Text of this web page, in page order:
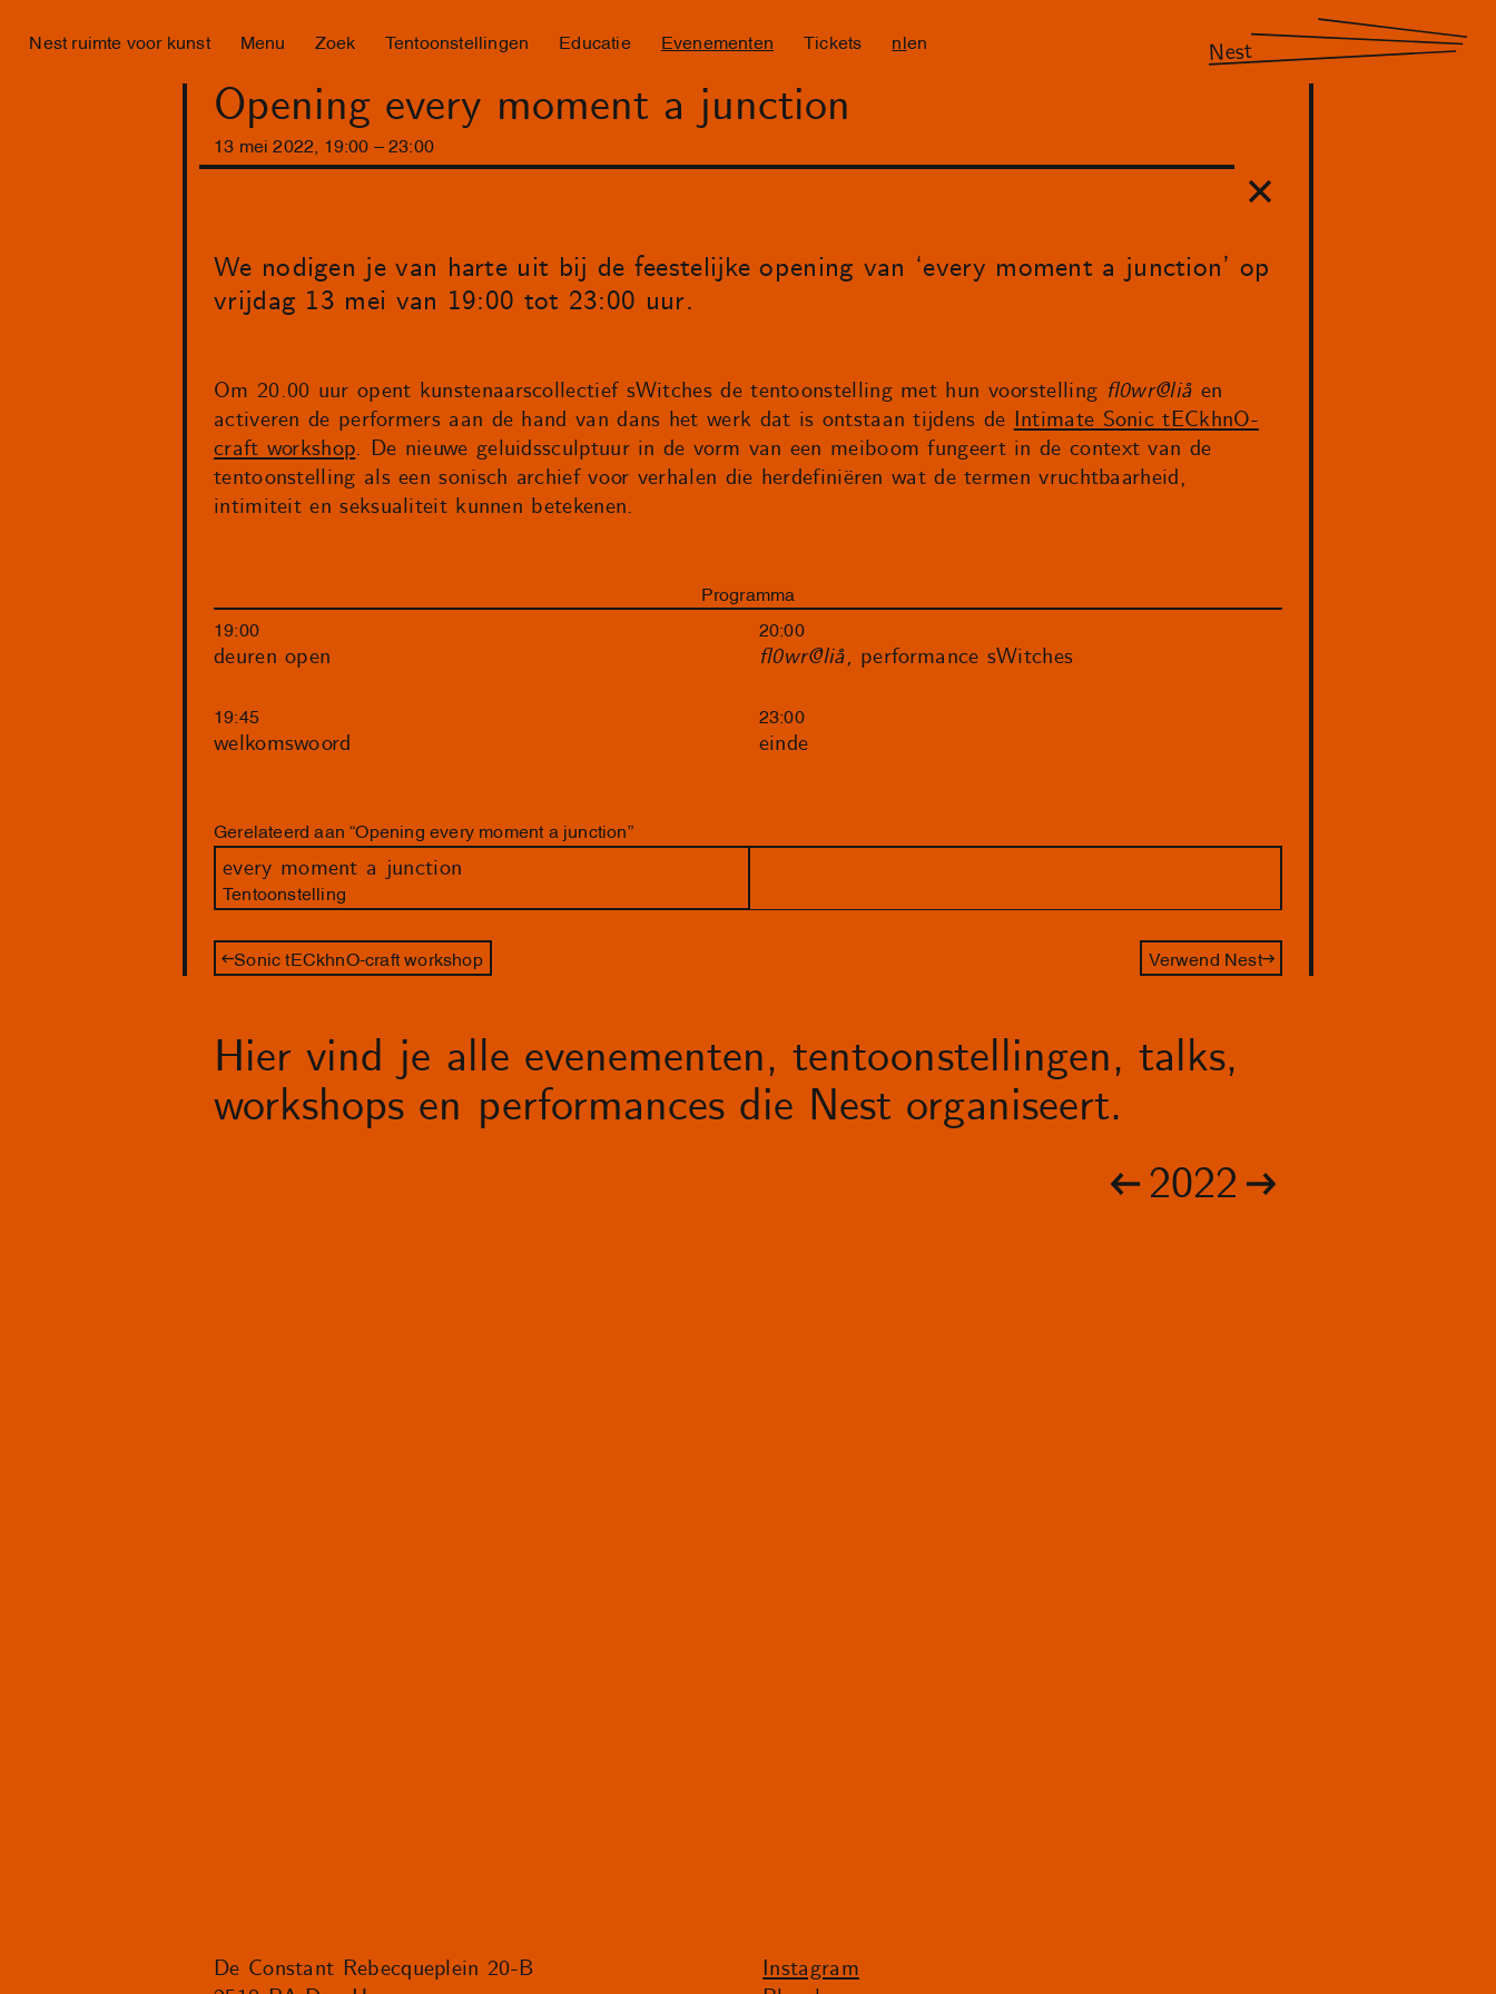
Nest ruimte voor kunst Menu Zoek Tentoonstellingen Educatie Evenementen Tickets nl en Nest
Opening every moment a junction
13 mei 2022 19:00 –23 : 00
We nodigen je van harte uit bij de feestelijke opening van ‘every moment a junction’ op
vrijdag 13 mei van 19:00 tot 23:00 uur.
Om 20.00 uur opent kunstenaarscollectief sWitches de tentoonstelling met hun voorstelling fl0wr@liå en
activeren de performers aan de hand van dans het werk dat is ontstaan tijdens de Intimate Sonic tECkhnO-
craft workshop. De nieuwe geluidssculptuur in de vorm van een meiboom fungeert in de context van de
tentoonstelling als een sonisch archief voor verhalen die herdefiniëren wat de termen vruchtbaarheid,
intimiteit en seksualiteit kunnen betekenen.
Programma
19:00
deuren open
19:45
welkomswoord
20:00
fl0wr@liå, performance sWitches
23:00
einde
Gerelateerd aan “Opening every moment a junction”
every moment a junction
Tentoonstelling
Sonic tECkhnO-craft workshop Verwend Nest
Hier vind je alle evenementen, tentoonstellingen, talks,
workshops en performances die Nest organiseert.
2022
De Constant Rebecqueplein 20-B
Instagram